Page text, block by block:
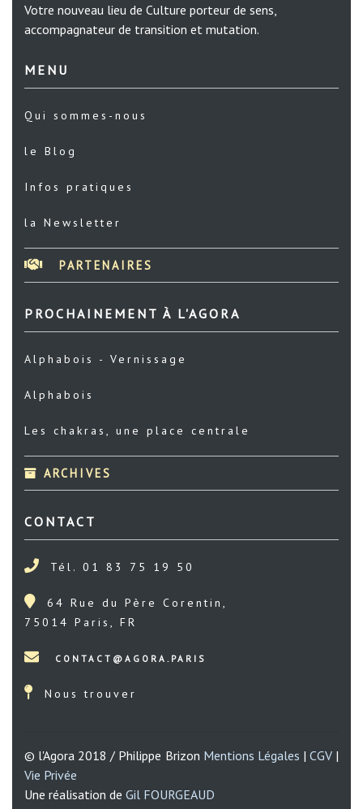
Votre nouveau lieu de Culture porteur de sens,
accompagnateur de transition et mutation.
MENU
Qui sommes-nous
le Blog
Infos pratiques
la Newsletter
PARTENAIRES
PROCHAINEMENT À L'AGORA
Alphabois - Vernissage
Alphabois
Les chakras, une place centrale
ARCHIVES
CONTACT
Tél. 01 83 75 19 50
64 Rue du Père Corentin,
75014 Paris, FR
Nous trouver
© l'Agora 2018 / Philippe Brizon Mentions Légales | CGV|
Vie Privée
Une réalisation de Gil FOURGEAUD